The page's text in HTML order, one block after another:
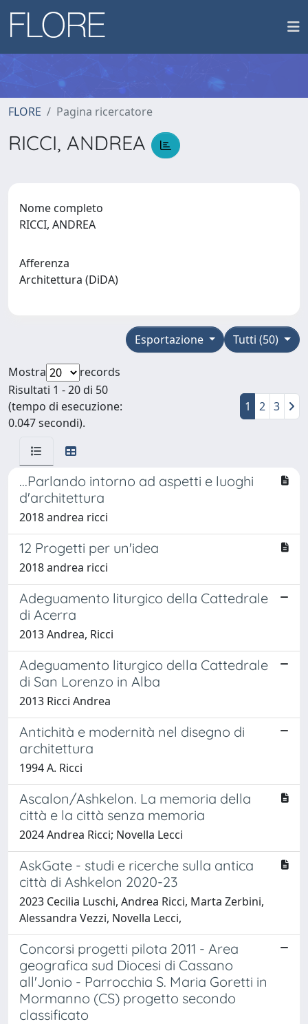
FLORE Pagina ricercatore
RICCI, ANDREA
Nome completo
RICCI, ANDREA
Afferenza
Architettura (DiDA)
Tutti (50)
Esportazione
Mostra
records
Risultati 1 - 20 di 50
(tempo di esecuzione:
0.047 secondi).
1 2 3
...Parlando intorno ad aspetti e luoghi
d'architettura
2018 andrea ricci
12 Progetti per un'idea
2018 andrea ricci
Adeguamento liturgico della Cattedrale
di Acerra
2013 Andrea, Ricci
Adeguamento liturgico della Cattedrale
di San Lorenzo in Alba
2013 Ricci Andrea
Antichità e modernità nel disegno di
architettura
1994 A. Ricci
Ascalon/Ashkelon. La memoria della
città e la città senza memoria
2024 Andrea Ricci; Novella Lecci
AskGate - studi e ricerche sulla antica
città di Ashkelon 2020-23
2023 Cecilia Luschi, Andrea Ricci, Marta Zerbini,
Alessandra Vezzi, Novella Lecci,
Concorsi progetti pilota 2011 - Area
geografica sud Diocesi di Cassano
all'Jonio - Parrocchia S. Maria Goretti in
Mormanno (CS) progetto secondo
classificato